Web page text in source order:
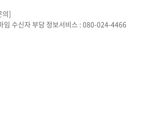
의]
임 수신자 부담 정보서비스 : 080-024-4466